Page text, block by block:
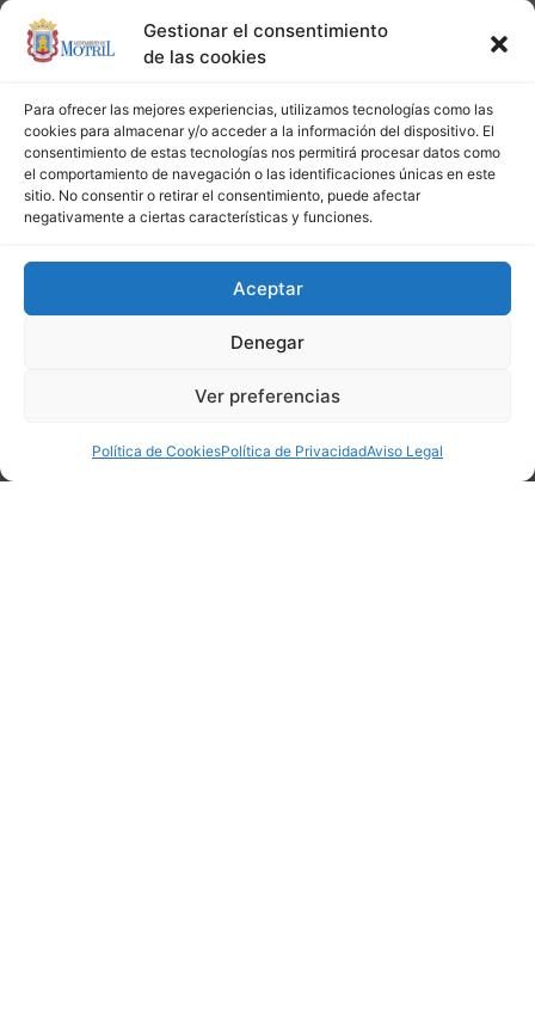
Gestionar el consentimiento
de las cookies
Para ofrecer las mejores experiencias, utilizamos tecnologías como las
cookies para almacenar y/o acceder a la información del dispositivo. El
consentimiento de estas tecnologías nos permitirá procesar datos como
el comportamiento de navegación o las identificaciones únicas en este
sitio. No consentir o retirar el consentimiento, puede afectar
negativamente a ciertas características y funciones.
Aceptar
Denegar
Ver preferencias
Política de CookiesPolítica de PrivacidadAviso Legal
El área de Juventud prepara un
mes de mayo lleno de actividades
25 de abril de 2018